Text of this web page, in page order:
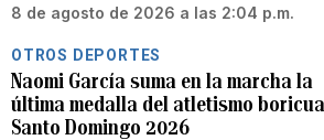
8 de agosto de 2026 a las 2:04 p.m.
OTROS DEPORTES
Naomi García suma en la marcha la
última medalla del atletismo
Santo Domingo 2026